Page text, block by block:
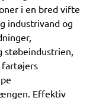
i en bred vifte
industrivand og
støbeindustrien,
fartøjers
Effektiv